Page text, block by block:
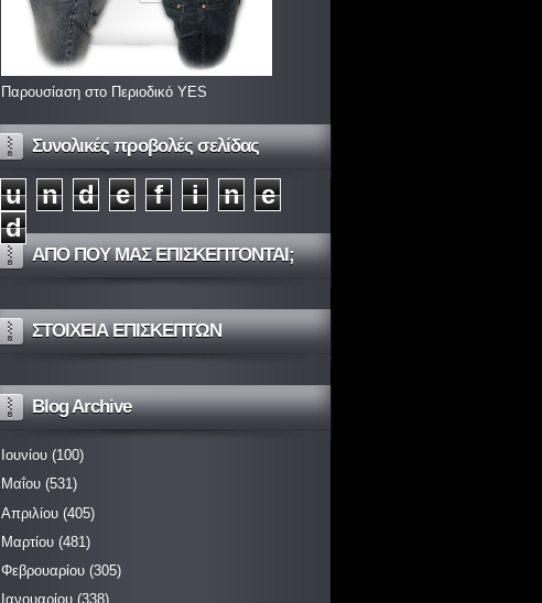
Παρουσίαση στο Περιοδικό YES
Συνολικές προβολές σελίδας
u n d e f i n
e
d
ΑΠΟ ΠΟΥ ΜΑΣ ΕΠΙΣΚΕΠΤΟΝΤΑΙ;
ΣΤΟΙΧΕΙΑ ΕΠΙΣΚΕΠΤΩΝ
Blog Archive
Ιουνίου (100)
Μαΐου (531)
Απριλίου (405)
Μαρτίου (481)
Φεβρουαρίου (305)
Ιανουαρίου (338)